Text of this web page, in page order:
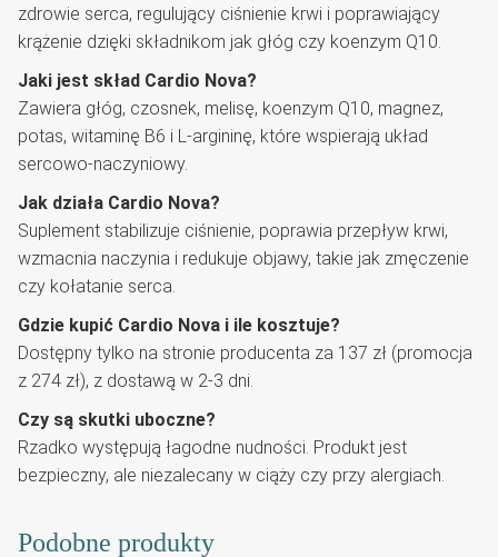
zdrowie serca, regulujący ciśnienie krwi i poprawiający
krążenie dzięki składnikom jak głóg czy koenzym Q10.
Jaki jest skład Cardio Nova?
Zawiera głóg, czosnek, melisę, koenzym Q10, magnez,
potas, witaminę B6 i L-argininę, które wspierają układ
sercowo-naczyniowy.
Jak działa Cardio Nova?
Suplement stabilizuje ciśnienie, poprawia przepływ krwi,
wzmacnia naczynia i redukuje objawy, takie jak zmęczenie
czy kołatanie serca.
Gdzie kupić Cardio Nova i ile kosztuje?
Dostępny tylko na stronie producenta za 137 zł (promocja
z 274 zł), z dostawą w 2-3 dni.
Czy są skutki uboczne?
Rzadko występują łagodne nudności. Produkt jest
bezpieczny, ale niezalecany w ciąży czy przy alergiach.
Podobne produkty